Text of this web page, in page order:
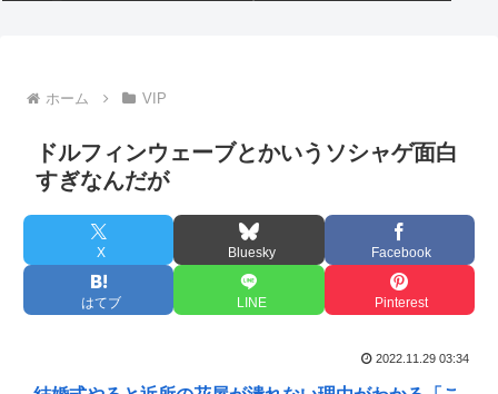
ホーム VIP
ドルフィンウェーブとかいうソシャゲ面白
すぎなんだが
X Bluesky Facebook
はてブ LINE Pinterest
2022.11.29 03:34